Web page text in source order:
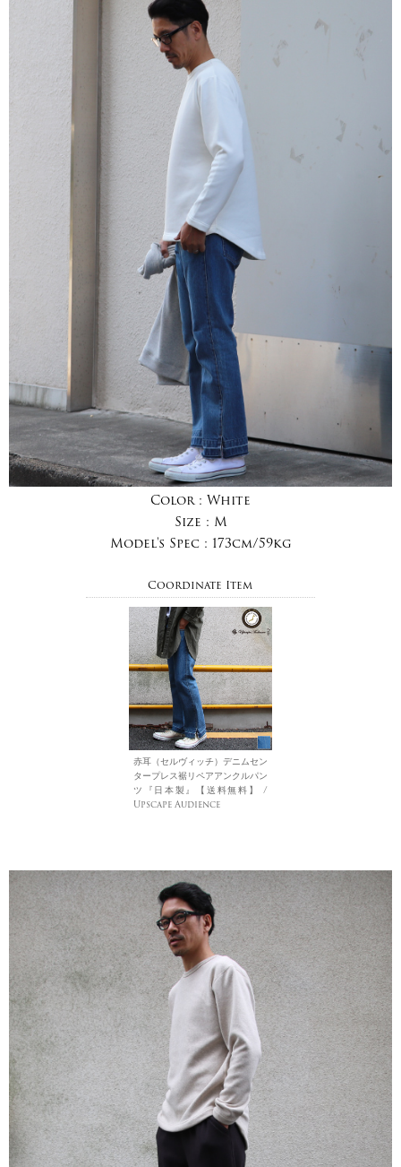
Color : White
Size : M
Model's Spec : 173cm/59kg
Coordinate Item
赤耳（セルヴィッチ）デニムセン
タープレス裾リペアアンクルパン
ツ『日本製』【送料無料】 /
Upscape Audience